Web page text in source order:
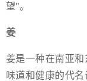
望"。
姜
姜是一种在南亚
味道和健康的代